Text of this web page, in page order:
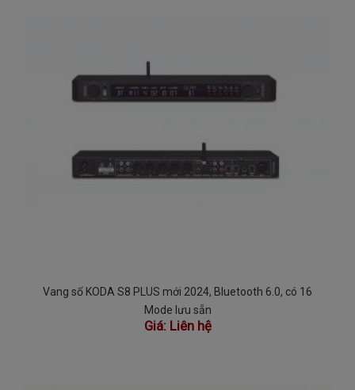
Vang số KODA S8 PLUS mới 2024, Bluetooth 6.0, có 16
Mode lưu sẵn
Giá: Liên hệ